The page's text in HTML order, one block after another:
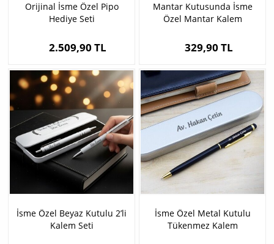
Orijinal İsme Özel Pipo
Hediye Seti
2.509,90 TL
Mantar Kutusunda İsme
Özel Mantar Kalem
329,90 TL
İsme Özel Beyaz Kutulu 2’li
Kalem Seti
İsme Özel Metal Kutulu
Tükenmez Kalem